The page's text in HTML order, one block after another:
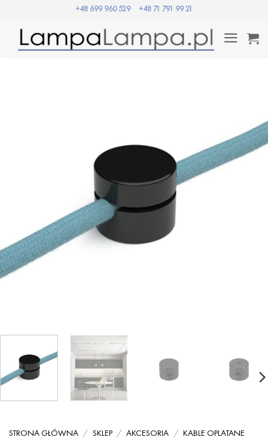
zawartości
+48 699 960 529 +48 71 791 99 21
STRONA GŁÓWNA / SKLEP / AKCESORIA / KABLE OPLATANE